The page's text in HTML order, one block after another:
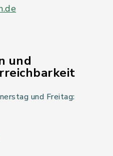
und
und Freitag: